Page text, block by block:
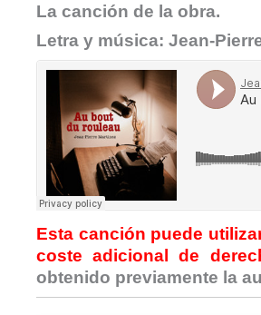
La canción de la obra.
Letra y música: Jean-
Esta canción puede
coste adicional de
obtenido previamente la